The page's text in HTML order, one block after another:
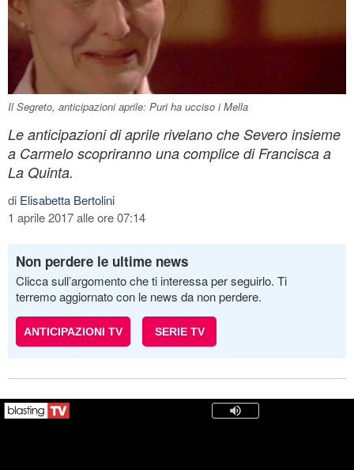
Il Segreto, anticipazioni aprile: Puri ha ucciso i Mella
Le anticipazioni di aprile rivelano che Severo insieme
a Carmelo scopriranno una complice di Francisca a
La Quinta.
di Elisabetta Bertolini
1 aprile 2017 alle ore 07:14
Non perdere le ultime news
Clicca sull’argomento che ti interessa per seguirlo. Ti
terremo aggiornato con le news da non perdere.
ANTICIPAZIONI TV SERIE TV